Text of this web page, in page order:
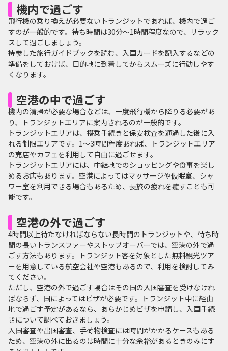
機内で過ごす
飛行機の乗り換えが必要ないトランジットであれば、機内で過ご
すのが一般的です。待ち時間は30分〜1時間程度なので、リラック
スして過ごしましょう。
持参した旅行ガイドブックを読む、入国カードを記入するなどの
準備をしておけば、目的地に到着してからスムーズに行動しやす
くなります。
空港の中で過ごす
機内の清掃が必要な場合などは、一度飛行機から降りる必要があ
り、トランジットエリアに案内されるのが一般的です。
トランジットエリアは、搭乗手続きと保安検査を通過した後に入
れる制限エリアです。1〜3時間程度あれば、トランジットエリア
の売店やカフェを利用して自由に過ごせます。
トランジットエリアには、中継地でのショッピングや食事を楽し
めるお店もあります。空港によってはマッサージや仮眠室、シャ
ワー室を利用できる場合もあるため、長旅の疲れを癒すことも可
能です。
空港の外で過ごす
4時間以上待たなければならない長時間のトランジットや、待ち時
間の長いトランスファーやストップオーバーでは、空港の外で過
ごす方法もあります。トランジット客を対象とした無料観光ツア
ーを用意している航空会社や空港もあるので、利用を検討してみ
てください。
ただし、空港の外で過ごす場合はその国の入国審査を受けなけれ
ばならず、国によってはビザが必要です。トランジット中に経由
地で過ごす予定があるなら、あらかじめビザを申請し、入国手続
きについて調べておきましょう。
入国審査や出国審査、手荷物検査には時間がかかるケースもある
ため、空港の外に出るのは時間に十分な余裕があるときのみにす